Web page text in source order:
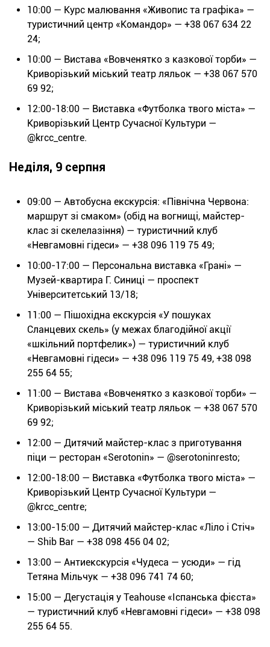
10:00 — Курс малювання «Живопис та графіка» —
туристичний центр «Командор» — +38 067 634 22
24;
10:00 — Вистава «Вовченятко з казкової торби» —
Криворізький міський театр ляльок — +38 067 570
69 92;
12:00-18:00 — Виставка «Футболка твого міста» —
Криворізький Центр Сучасної Культури —
@krcc_centre.
Неділя, 9 серпня
09:00 — Автобусна екскурсія: «Північна Червона:
маршрут зі смаком» (обід на вогнищі, майстер-
клас зі скелелазіння) — туристичний клуб
«Невгамовні гідеси» — +38 096 119 75 49;
10:00-17:00 — Персональна виставка «Грані» —
Музей-квартира Г. Синиці — проспект
Університетський 13/18;
11:00 — Пішохідна екскурсія «У пошуках
Сланцевих скель» (у межах благодійної акції
«шкільний портфелик») — туристичний клуб
«Невгамовні гідеси» — +38 096 119 75 49, +38 098
255 64 55;
11:00 — Вистава «Вовченятко з казкової торби» —
Криворізький міський театр ляльок — +38 067 570
69 92;
12:00 — Дитячий майстер-клас з приготування
піци — ресторан «Serotonin» — @serotoninresto;
12:00-18:00 — Виставка «Футболка твого міста» —
Криворізький Центр Сучасної Культури —
@krcc_centre;
13:00-15:00 — Дитячий майстер-клас «Ліло і Стіч»
— Shib Bar — +38 098 456 04 02;
13:00 — Антиекскурсія «Чудеса — усюди» — гід
Тетяна Мільчук — +38 096 741 74 60;
15:00 — Дегустація у Теаhouse «Іспанська фієста»
— туристичний клуб «Невгамовні гідеси» — +38 098
255 64 55.